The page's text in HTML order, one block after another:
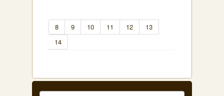
8 9 10 11 12
13
14